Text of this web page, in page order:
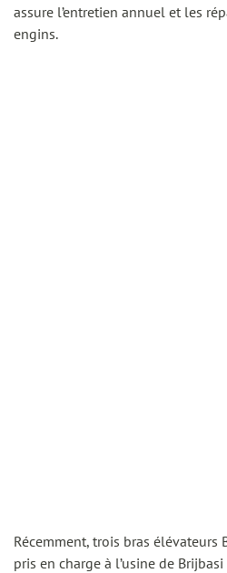
assure l’entretien annuel et les
engins.
Récemment, trois bras
pris en charge à l’usine de